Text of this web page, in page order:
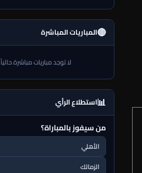
🔴المباريات المباشرة
لا توجد مباريات مباشرة حالياً
📊استطلاع الرأي
من سيفوز بالمباراة؟
الأهلي
الزمالك